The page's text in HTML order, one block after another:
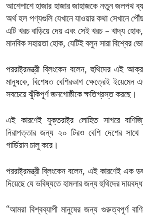
আশেপাশে হাজার হাজার জাহাজকে নতুন জলপথ
অর্থ হল পণ্যগুলি যেখানে যাওয়ার কথা সেখানে
এটি খরচ বাড়িয়ে দেয় এবং সেই খরচ – খাদ্য
মানবিক সহায়তা হোক, যেটিই বলুন সারা বিশ্বের
পররাষ্ট্রমন্ত্রী ব্লিংকেন বলেন, হুথিদের এই
মানুষকে, বিশেষত বেশিরভাগ ক্ষেত্রেই ইয়েমেন
সবচেয়ে ঝুঁকিপূর্ণ জনগোষ্ঠীকে ক্ষতিগ্রস্ত করছে।
এই কারণেই যুক্তরাষ্ট্র লোহিত সাগরে
নিরাপত্তার জন্য ২০ টিরও বেশি দেশের সাথে
গার্ডিয়ান চালু করে।
পররাষ্ট্রমন্ত্রী ব্লিংকেন বলেন, এই কারণেই এক
দিয়েছে যে ভবিষ্যতে হামলার জন্য হুথিদের
“আমরা বিশ্বব্যাপী মানুষের জন্য গুরুত্বপূর্ণ